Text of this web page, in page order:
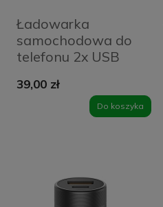
Ładowarka
samochodowa do
telefonu 2x USB
39,00 zł
Do koszyka